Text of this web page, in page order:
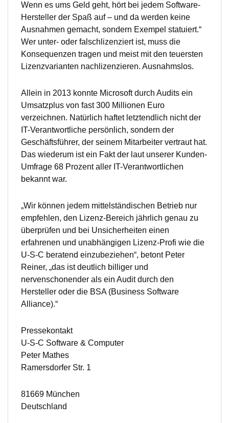
Wenn es ums Geld geht, hört bei jedem Software-
Hersteller der Spaß auf – und da werden keine
Ausnahmen gemacht, sondern Exempel statuiert.“
Wer unter- oder falschlizenziert ist, muss die
Konsequenzen tragen und meist mit den teuersten
Lizenzvarianten nachlizenzieren. Ausnahmslos.
Allein in 2013 konnte Microsoft durch Audits ein
Umsatzplus von fast 300 Millionen Euro
verzeichnen. Natürlich haftet letztendlich nicht der
IT-Verantwortliche persönlich, sondern der
Geschäftsführer, der seinem Mitarbeiter vertraut hat.
Das wiederum ist ein Fakt der laut unserer Kunden-
Umfrage 68 Prozent aller IT-Verantwortlichen
bekannt war.
„Wir können jedem mittelständischen Betrieb nur
empfehlen, den Lizenz-Bereich jährlich genau zu
überprüfen und bei Unsicherheiten einen
erfahrenen und unabhängigen Lizenz-Profi wie die
U-S-C beratend einzubeziehen“, betont Peter
Reiner, „das ist deutlich billiger und
nervenschonender als ein Audit durch den
Hersteller oder die BSA (Business Software
Alliance).“
Pressekontakt
U-S-C Software & Computer
Peter Mathes
Ramersdorfer Str. 1
81669 München
Deutschland